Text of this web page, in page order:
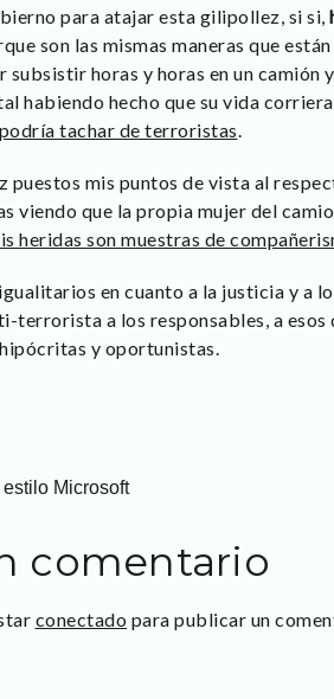
para atajar esta gilipollez, si si,
son las mismas maneras que
subsistir horas y horas en un camión
habiendo hecho que su vida
tachar de terroristas.
puestos mis puntos de vista al
viendo que la propia mujer del
heridas son muestras de
en cuanto a la justicia y a
terrorista a los responsables, a
y oportunistas.
Microsoft
comentario
conectado para publicar un